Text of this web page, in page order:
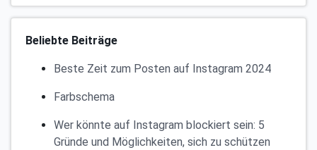
Beliebte Beiträge
Beste Zeit zum Posten auf Instagram 2024
Farbschema
Wer könnte auf Instagram blockiert sein: 5
Gründe und Möglichkeiten, sich zu schützen